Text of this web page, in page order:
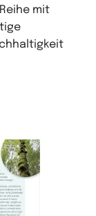
mit